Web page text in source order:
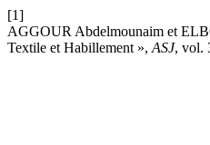
[1]
AGGOUR Abdelmounaim et
Textile et Habillement », ASJ, vol.